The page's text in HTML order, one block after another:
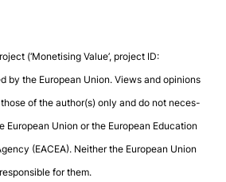
(‘Mone­ti­sing Value’, pro­ject ID:
by the European Union. Views and opi­nions
of the author(s) only and do not neces­
European Union or the European Edu­ca­tion
(EACEA). Neither the European Union
for them.